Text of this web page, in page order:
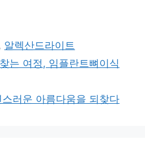
, 알렉산드라이트
는 여정, 임플란트뼈이식
러운 아름다움을 되찾다